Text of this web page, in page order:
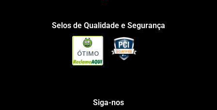
Selos de Qualidade e Segurança
ÓTIMO
Siga-nos